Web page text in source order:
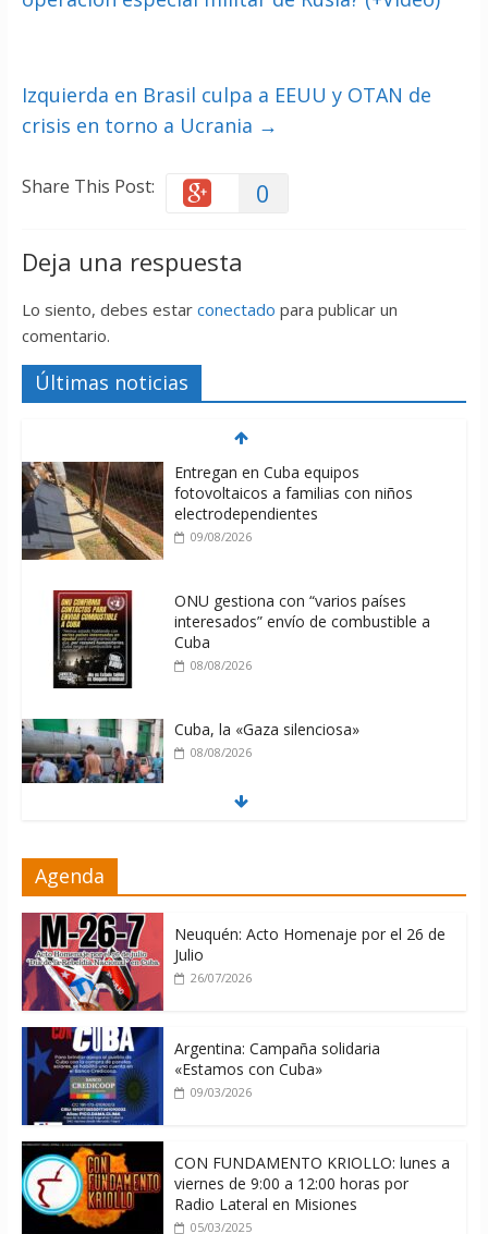
Izquierda en Brasil culpa a EEUU y OTAN de
crisis en torno a Ucrania →
Share This Post: 0
Deja una respuesta
Lo siento, debes estar conectado para publicar un
comentario.
Últimas noticias
Entregan en Cuba equipos
fotovoltaicos a familias con niños
electrodependientes
09/08/2026
ONU gestiona con “varios países
interesados” envío de combustible a
Cuba
08/08/2026
Cuba, la «Gaza silenciosa»
08/08/2026
exportar ideas; es la historia la que
10/08/2026
Agenda
Neuquén: Acto Homenaje por el 26 de
Julio
26/07/2026
Argentina: Campaña solidaria
«Estamos con Cuba»
09/03/2026
CON FUNDAMENTO KRIOLLO: lunes a
viernes de 9:00 a 12:00 horas por
Radio Lateral en Misiones
05/03/2025